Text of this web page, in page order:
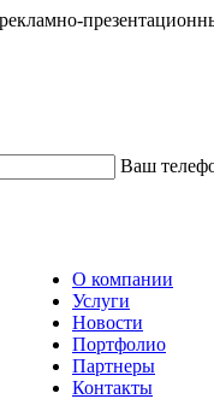
Ваш
О компании
Услуги
Новости
Портфолио
Партнеры
Контакты